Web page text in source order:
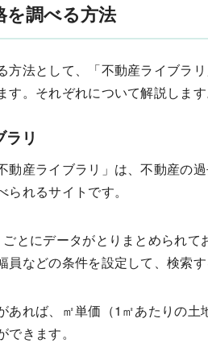
を調べる方法
方法として、「不動産ライブラ
す。それぞれについて解説します
リ
動産ライブラリ」は、不動産の
られるサイトです。
とにデータがとりまとめられ
員などの条件を設定して、検索す
あれば、㎡単価（1㎡あたりの
きます。